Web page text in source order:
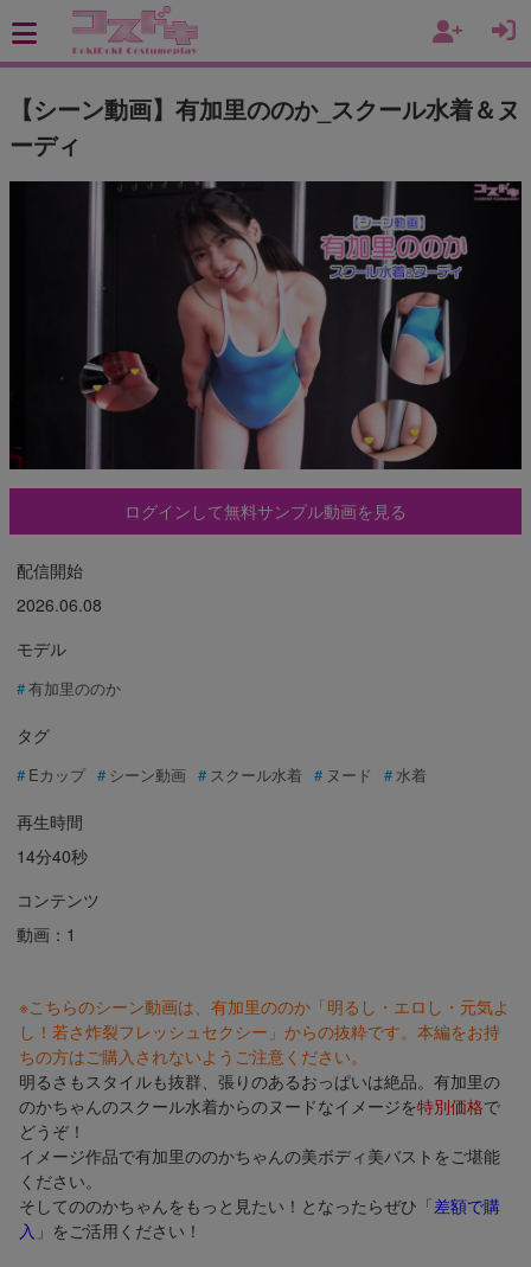
【シーン動画】有加里ののか_スクール水着＆ヌ
ーディ
ログインして無料サンプル動画を見る
配信開始
2026.06.08
モデル
有加里ののか
タグ
Eカップ シーン動画 スクール水着 ヌード 水着
再生時間
14分40秒
コンテンツ
動画：1
※こちらのシーン動画は、有加里ののか「明るし・エロし・元気よ
し！若さ炸裂フレッシュセクシー」からの抜粋です。本編をお持
ちの方はご購入されないようご注意ください。
明るさもスタイルも抜群、張りのあるおっぱいは絶品。有加里の
のかちゃんのスクール水着からのヌードなイメージを特別価格で
どうぞ！
イメージ作品で有加里ののかちゃんの美ボディ美バストをご堪能
ください。
そしてののかちゃんをもっと見たい！となったらぜひ「差額で購
入 」をご活用ください！